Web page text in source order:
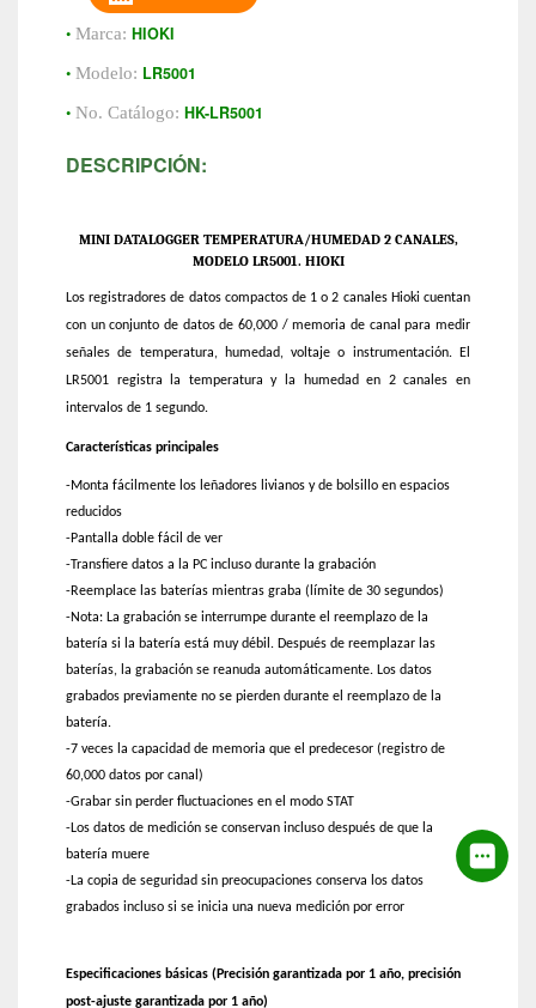
• Marca: HIOKI
• Modelo: LR5001
• No. Catálogo: HK-LR5001
DESCRIPCIÓN:
MINI DATALOGGER TEMPERATURA/HUMEDAD 2 CANALES,
MODELO LR5001. HIOKI
Los registradores de datos compactos de 1 o 2 canales Hioki cuentan
con un conjunto de datos de 60,000 / memoria de canal para medir
señales de temperatura, humedad, voltaje o instrumentación. El
LR5001 registra la temperatura y la humedad en 2 canales en
intervalos de 1 segundo.
Características principales
-Monta fácilmente los leñadores livianos y de bolsillo en espacios
reducidos
-Pantalla doble fácil de ver
-Transfiere datos a la PC incluso durante la grabación
-Reemplace las baterías mientras graba (límite de 30 segundos)
-Nota: La grabación se interrumpe durante el reemplazo de la
batería si la batería está muy débil. Después de reemplazar las
baterías, la grabación se reanuda automáticamente. Los datos
grabados previamente no se pierden durante el reemplazo de la
batería.
-7 veces la capacidad de memoria que el predecesor (registro de
60,000 datos por canal)
-Grabar sin perder fluctuaciones en el modo STAT
-Los datos de medición se conservan incluso después de que la
batería muere
-La copia de seguridad sin preocupaciones conserva los datos
grabados incluso si se inicia una nueva medición por error
Especificaciones básicas (Precisión garantizada por 1 año, precisión
post-ajuste garantizada por 1 año)